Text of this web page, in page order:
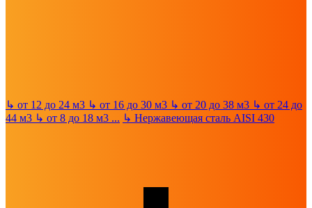
↳ от 12 до 24 м3 ↳ от 16 до 30 м3 ↳ от 20 до 38 м3 ↳ от 24 до
44 м3 ↳ от 8 до 18 м3 ... ↳ Нержавеющая сталь AISI 430